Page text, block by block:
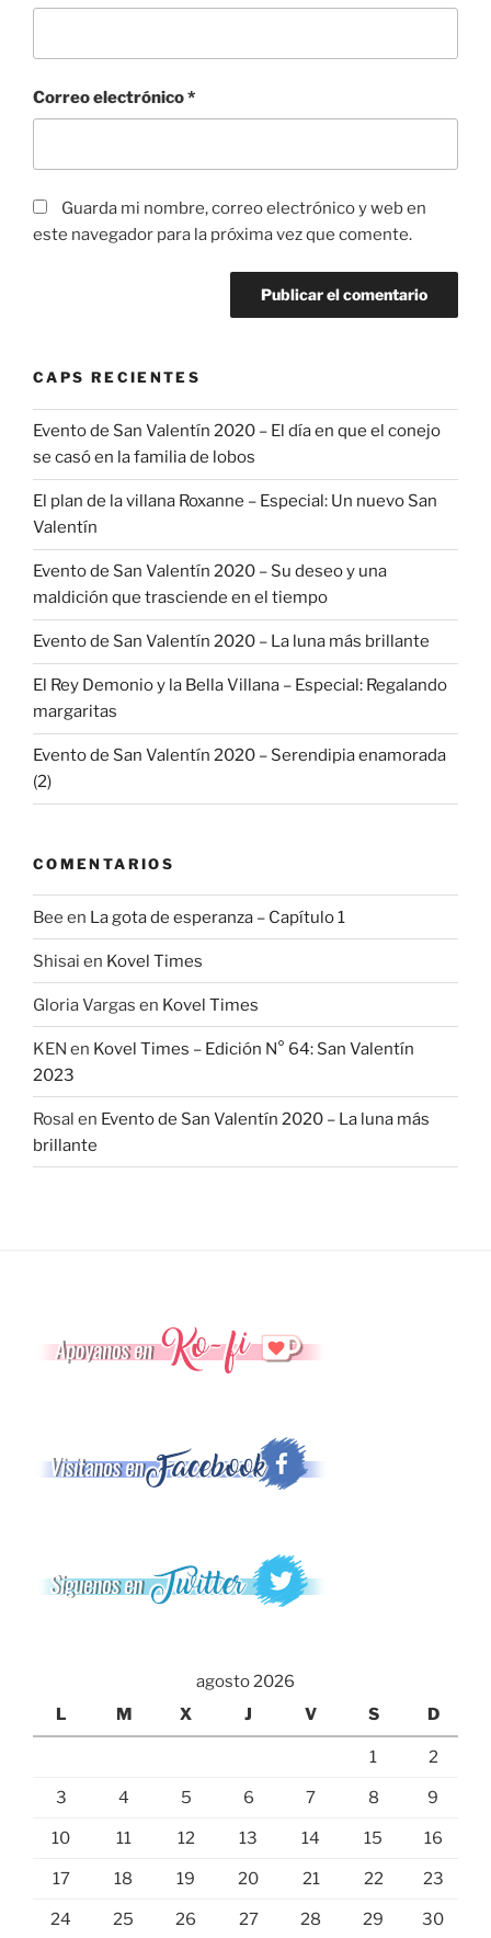
Correo electrónico*
Guarda mi nombre, correo electrónico y web en
este navegador para la próxima vez que comente.
CAPS RECIENTES
Evento de San Valentín 2020 – El día en que el conejo
se casó en la familia de lobos
El plan de la villana Roxanne – Especial: Un nuevo San
Valentín
Evento de San Valentín 2020 – Su deseo y una
maldición que trasciende en el tiempo
Evento de San Valentín 2020 – La luna más brillante
El Rey Demonio y la Bella Villana – Especial: Regalando
margaritas
Evento de San Valentín 2020 – Serendipia enamorada
(2)
COMENTARIOS
Bee en La gota de esperanza – Capítulo 1
Shisai en Kovel Times
Gloria Vargas en Kovel Times
KEN en Kovel Times – Edición N° 64: San Valentín
2023
Rosal en Evento de San Valentín 2020 – La luna más
brillante
agosto 2026
L
M X J V S D
1 2
3 4 5 6 7 8 9
10 11 12 13 14 15 16
17 18 19 20 21 22 23
24 25 26 27 28 29 30